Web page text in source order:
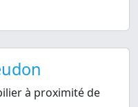
à proximité de